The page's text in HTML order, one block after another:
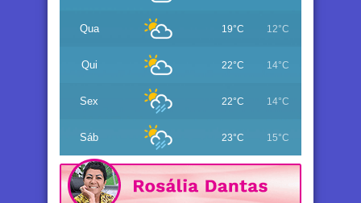
Qua 19°C 12°C
Qui 22°C 14°C
Sex 22°C 14°C
Sáb 23°C 15°C